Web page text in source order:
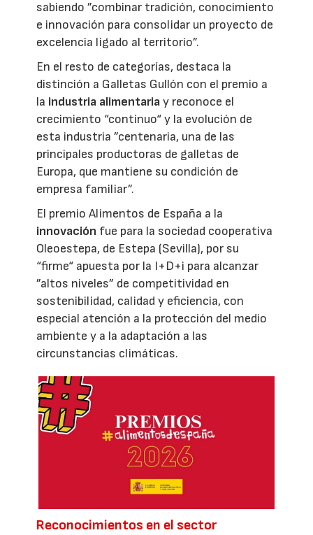
sabiendo ”combinar tradición, conocimiento
e innovación para consolidar un proyecto de
excelencia ligado al territorio”.
En el resto de categorías, destaca la
distinción a Galletas Gullón con el premio a
la industria alimentariay reconoce el
crecimiento “continuo“ y la evolución de
esta industria ”centenaria, una de las
principales productoras de galletas de
Europa, que mantiene su condición de
empresa familiar”.
El premio Alimentos de España a la
innovación fue para la sociedad cooperativa
Oleoestepa, de Estepa (Sevilla), por su
“firme“ apuesta por la I+D+i para alcanzar
”altos niveles” de competitividad en
sostenibilidad, calidad y eficiencia, con
especial atención a la protección del medio
ambiente y a la adaptación a las
circunstancias climáticas.
Reconocimientos en el sector